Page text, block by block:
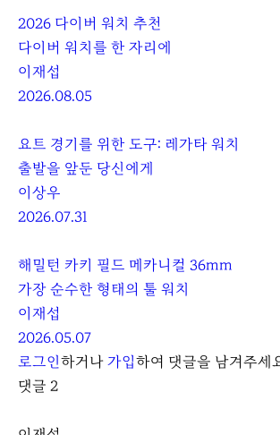
2026 다이버 워치 추천
다이버 워치를 한 자리에
이재섭
2026.08.05
요트 경기를 위한 도구: 레가타 워치
출발을 앞둔 당신에게
이상우
2026.07.31
해밀턴 카키 필드 메카니컬 36mm
가장 순수한 형태의 툴 워치
이재섭
2026.05.07
로그인하거나가입하여 댓글을 남겨주세
댓글 2